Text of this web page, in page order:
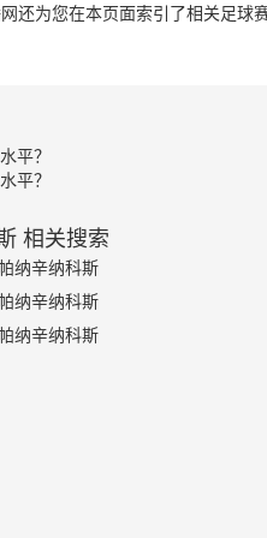
还为您在本页面索引了相关足球
平？
平？
相关搜索
纳辛纳科斯
纳辛纳科斯
纳辛纳科斯